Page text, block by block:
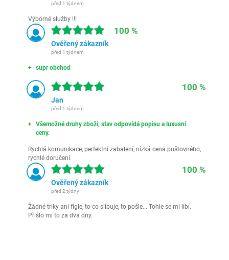
před 1 týdnem
Výborné služby !!!
100 %
Ověřený zákazník
před 1 týdnem
supr obchod
100 %
Jan
před 1 týdnem
Všemožné druhy zboží, stav odpovídá popisu a luxusní
ceny.
Rychlá komunikace, perfektní zabalení, nízká cena poštovného,
rychlé doručení.
100 %
Ověřený zákazník
před 2 týdny
Žádné triky ani fígle, to co slibuje, to pošle... Tohle se mi líbí.
Přišlo mi to za dva dny.